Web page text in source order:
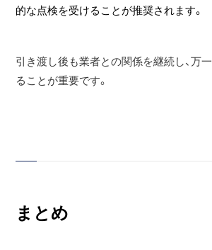
的な点検を受けることが推奨されます。
引き渡し後も業者との関係を継続し、万
ることが重要です。
まとめ